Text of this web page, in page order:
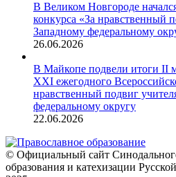
В Великом Новгороде
конкурса «За нравственный
Западному федеральному
26.06.2026
В Майкопе подвели итоги II
XXI ежегодного
нравственный подвиг
федеральному округу
22.06.2026
© Официальный сайт
образования и катехизации